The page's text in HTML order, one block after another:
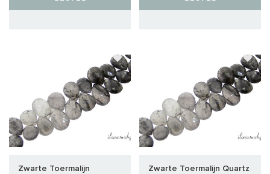
Zwarte Toermalijn
Zwarte Toermalijn Quartz